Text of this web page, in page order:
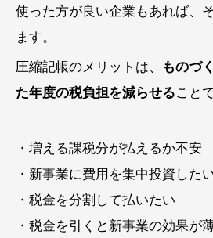
使った方が良い企業もあれば、
ます。
圧縮記帳のメリットは、
ものづ
た年度の税負担を減らせること
・増える課税分が払えるか不安
・新事業に費用を集中投資した
・税金を分割して払いたい
・税金を引くと新事業の効果が